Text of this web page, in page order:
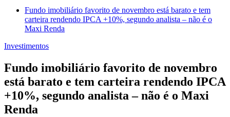
Fundo imobiliário favorito de novembro está barato e tem
carteira rendendo IPCA +10%, segundo analista – não é o
Maxi Renda
Investimentos
Fundo imobiliário favorito de novembro
está barato e tem carteira rendendo IPCA
+10%, segundo analista – não é o Maxi
Renda